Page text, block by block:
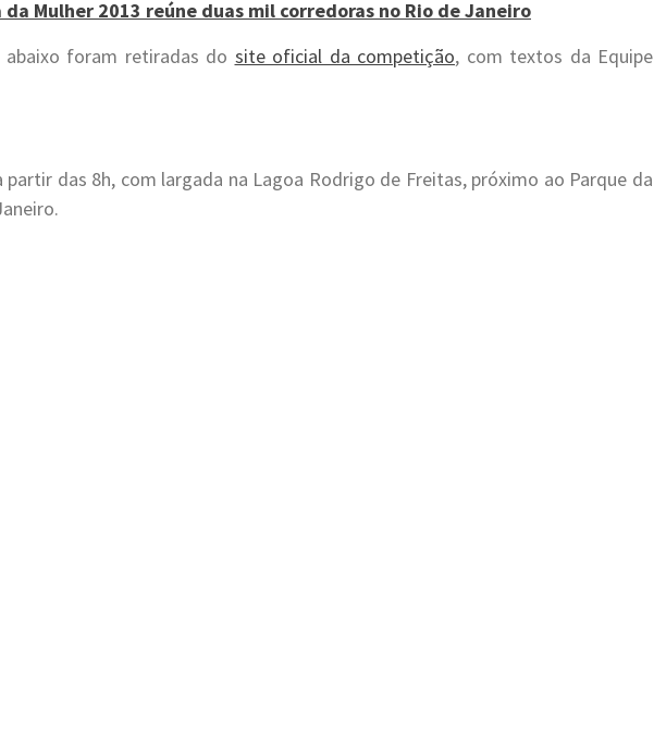
da Mulher 2013 reúne duas mil corredoras no Rio de Janeiro
foram retiradas do site oficial da competição, com textos da Equipe
partir das 8h, com largada na Lagoa Rodrigo de Freitas, próximo ao Parque da